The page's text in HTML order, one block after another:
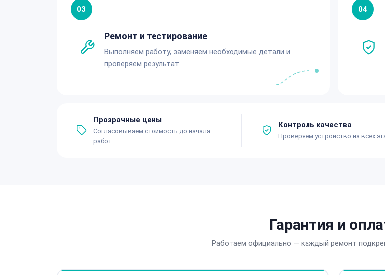
03
Ремонт и тестирование
Выполняем работу, заменяем необходимые детали и
проверяем результат.
04
Прозрачные цены
Согласовываем стоимость до начала
работ.
Контроль качества
Проверяем устройство на всех
Гарантия и
Работаем официально — каждый ремонт